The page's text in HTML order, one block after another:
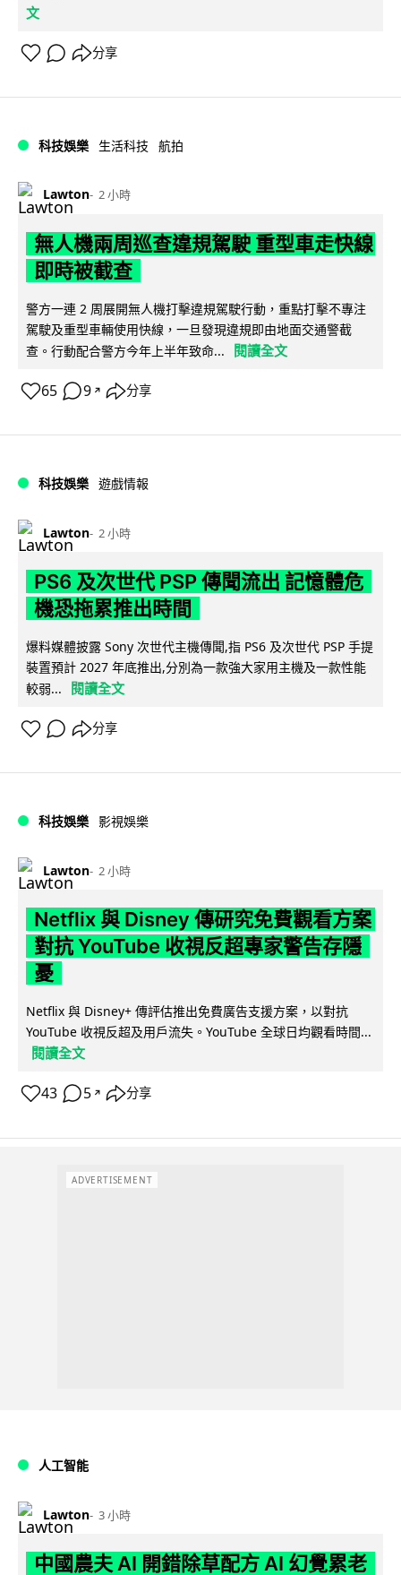
文
分享
科技娛樂 生活科技 航拍
Lawton 2 小時
無人機兩周巡查違規駕駛 重型車走快線
即時被截查
警方一連 2 周展開無人機打擊違規駕駛行動，重點打擊不專注
駕駛及重型車輛使用快線，一旦發現違規即由地面交通警截
查。行動配合警方今年上半年致命...
閱讀全文
65 9 ↗ 分享
科技娛樂 遊戲情報
Lawton 2 小時
PS6 及次世代 PSP 傳聞流出 記憶體危
機恐拖累推出時間
爆料媒體披露 Sony 次世代主機傳聞,指 PS6 及次世代 PSP 手提
裝置預計 2027 年底推出,分別為一款強大家用主機及一款性能
較弱...
閱讀全文
分享
科技娛樂 影視娛樂
Lawton 2 小時
Netflix 與 Disney 傳研究免費觀看方案
對抗 YouTube 收視反超專家警告存隱
憂
Netflix 與 Disney+ 傳評估推出免費廣告支援方案，以對抗
YouTube 收視反超及用戶流失。YouTube 全球日均觀看時間...
閱讀全文
43 5 ↗ 分享
ADVERTISEMENT
人工智能
Lawton 3 小時
中國農夫 AI 開錯除草配方 AI 幻覺累老